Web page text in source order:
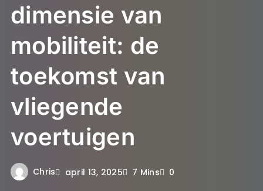
dimensie van
mobiliteit: de
toekomst van
vliegende
voertuigen
Chris april 13, 2025 7 Mins 0